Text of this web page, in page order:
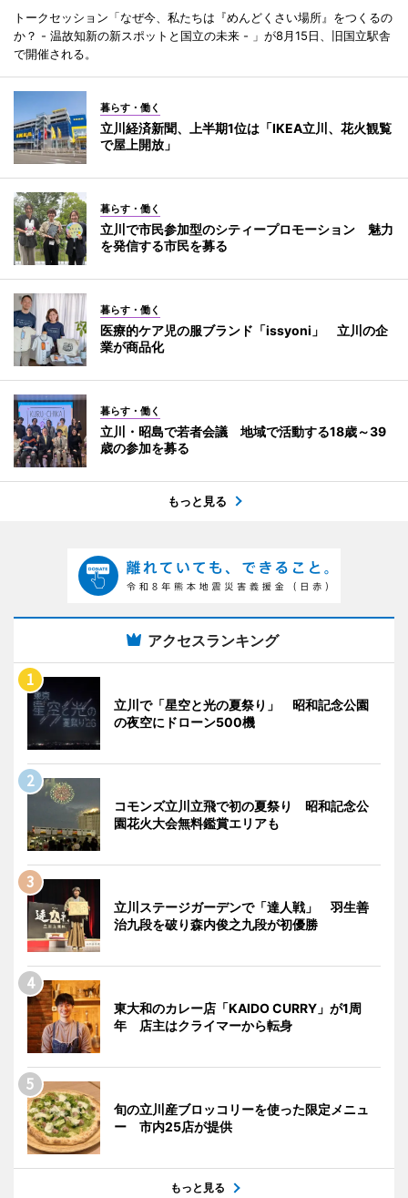
トークセッション「なぜ今、私たちは『めんどくさい場所』をつくるの
か？ - 温故知新の新スポットと国立の未来 - 」が8月15日、旧国立駅舎
で開催される。
暮らす・働く
立川経済新聞、上半期1位は「IKEA立川、花火観覧
で屋上開放」
暮らす・働く
立川で市民参加型のシティープロモーション 魅力
を発信する市民を募る
暮らす・働く
医療的ケア児の服ブランド「issyoni」 立川の企
業が商品化
暮らす・働く
立川・昭島で若者会議 地域で活動する18歳～39
歳の参加を募る
もっと見る
アクセスランキング
立川で「星空と光の夏祭り」 昭和記念公園
の夜空にドローン500機
コモンズ立川立飛で初の夏祭り 昭和記念公
園花火大会無料鑑賞エリアも
立川ステージガーデンで「達人戦」 羽生善
治九段を破り森内俊之九段が初優勝
東大和のカレー店「KAIDO CURRY」が1周
年 店主はクライマーから転身
旬の立川産ブロッコリーを使った限定メニュ
ー 市内25店が提供
もっと見る